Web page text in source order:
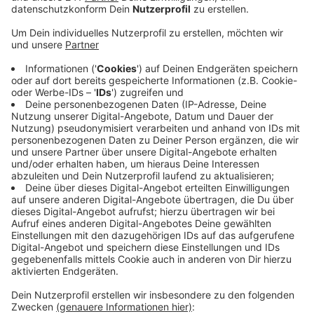
Anzeige
Die Liste der Vergehen, die den Angeklagten
vorgeworfen werden, ist lang: Neben
gewerbsmäßigem und bandenmäßigem
Sozialhilfebetrug geht es auch um eine Geiselnahme,
gefährliche Körperverletzung, schweren Raub und
Zwangsarbeit. Nicht alle Taten haben sich allerdings
auf Leverkusener Stadtgebiet abgespielt, so die
Staatsanwaltschaft. NRW-Justizminister Biesenbach
sagte dazu in einem Statement: „Straftaten sollen
sich nicht lohnen, wir wollen die mutmaßlichen Täter
nicht nur vor Gericht bringen, wir wollen auch an ihr
inkriminiertes Geld.“ Wann genau die Verhandlung
beginnt, das steht noch nicht fest.
Anzeige